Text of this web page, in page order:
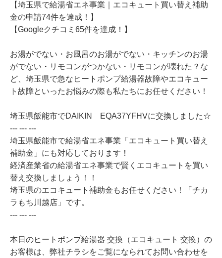
【埼玉県で給湯省エネ事業｜エコキュート買い替え補助
金の申請74件を達成！】
【Googleクチコミ65件を達成！】
お湯がでない・お風呂のお湯がでない・キッチンのお湯
がでない・リモコンがつかない・リモコンが壊れた？な
ど、埼玉県で急なヒートポンプ給湯器故障やエコキュー
ト故障といったお悩みの際も私たちにお任せください！
埼玉県飯能市でDAIKIN EQA37YFHVに交換しました☆
--- --- ---
埼玉県飯能市で給湯省エネ事業「エコキュート買い替え
補助金」にも対応しております！
経済産業省の給湯省エネ事業で賢くエコキュートを買い
替え交換しましょう！！
埼玉県のエコキュート補助金もお任せください！「チカ
ラもち川越店」です。
--- --- ---
本日のヒートポンプ給湯器 交換（エコキュート 交換）の
お客様は、弊社チラシをご覧になられてお問い合わせを